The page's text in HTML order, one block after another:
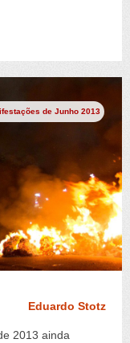
de Junho 2013
Eduardo Stotz
2013 ainda